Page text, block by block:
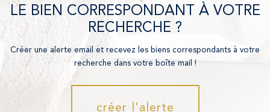
LE BIEN CORRESPONDANT À VOTRE
RECHERCHE ?
Créer une alerte email et recevez les biens correspondants à votre
recherche dans votre boîte mail !
créer l'alerte